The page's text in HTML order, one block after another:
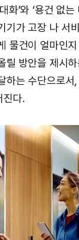
화’와 ‘용건 없는
기가 고장 나 서
물건이 얼마인
릴 방안을 제시
하는 수단으로서
진다.